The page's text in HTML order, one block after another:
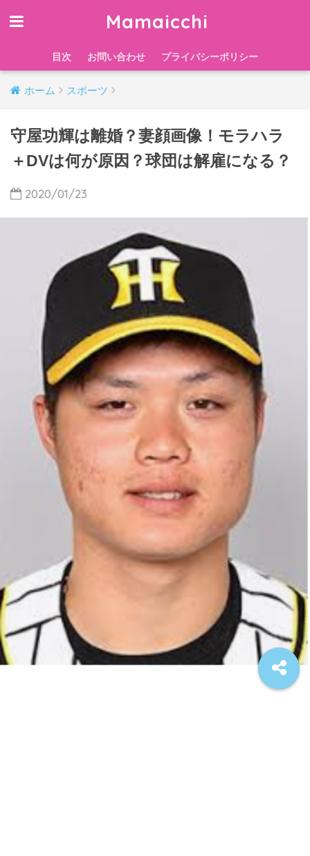
Mamaicchi
目次 お問い合わせ プライバシーポリシー
ホーム スポーツ
守屋功輝は離婚？妻顔画像！モラハラ
＋DVは何が原因？球団は解雇になる？
2020/01/23